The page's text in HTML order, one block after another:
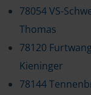
78054 VS-
Thomas
78120
Kieninger
78144